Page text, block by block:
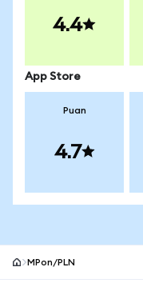
4.4
App Store
Puan
4.7
MPon/PLN